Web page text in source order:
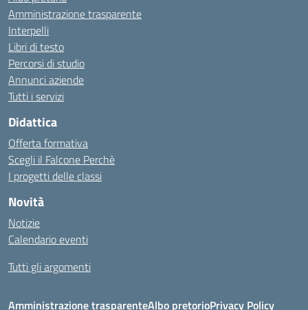
Amministrazione trasparente
Interpelli
Libri di testo
Percorsi di studio
Annunci aziende
Tutti i servizi
Didattica
Offerta formativa
Scegli il Falcone Perchè
I progetti delle classi
Novità
Notizie
Calendario eventi
Tutti gli argomenti
Amministrazione trasparenteAlbo pretorioPrivacy Policy